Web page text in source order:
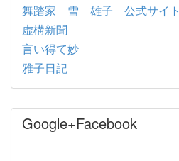
舞踏家 雪 雄子 公式サイト
虚構新聞
言い得て妙
雅子日記
Google+Facebook